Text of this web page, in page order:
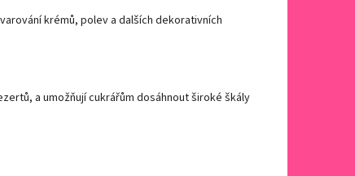
krémů, polev a dalších dekorativních
a umožňují cukrářům dosáhnout široké škály